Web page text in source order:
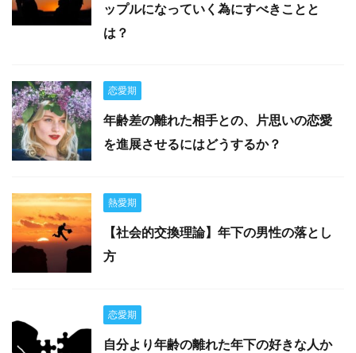
ップルになっていく為にすべきことと
は？
恋愛期
年齢差の離れた相手との、片思いの恋愛
を進展させるにはどうするか？
熱愛期
【社会的交換理論】年下の男性の落とし
方
恋愛期
自分より年齢の離れた年下の好きな人か